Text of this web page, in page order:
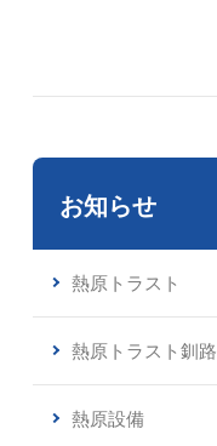
お知らせ
熱原トラスト
熱原トラスト釧路
熱原設備